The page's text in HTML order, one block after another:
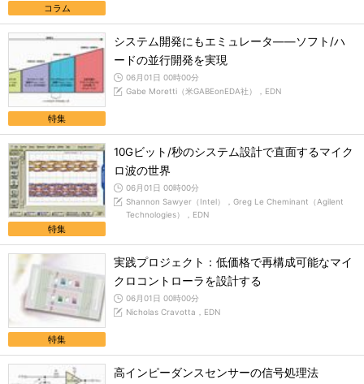
コラム
特集
システム開発にもエミュレータ――ソフト/ハ
ードの並行開発を実現
06月01日 00時00分
Gabe Moretti（米GABEonEDA社），EDN
特集
10Gビット/秒のシステム設計で直面するマイク
ロ波の世界
06月01日 00時00分
Shannon Sawyer（Intel），Greg Le Cheminant（Agilent
Technologies），EDN
特集
実践プロジェクト：低価格で再構成可能なマイ
クロコントローラを設計する
06月01日 00時00分
Nicholas Cravotta，EDN
高インピーダンスセンサーの信号処理法